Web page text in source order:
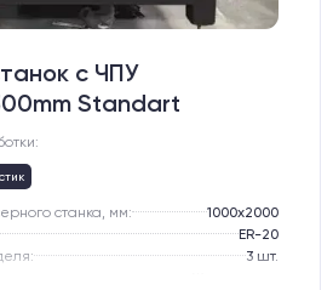
с ЧПУ
Standart
станка, мм:
1000х2000
ER-20
3 шт.